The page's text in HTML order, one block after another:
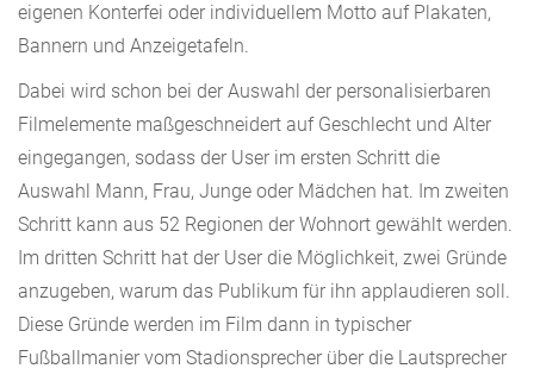
eigenen Konterfei oder individuellem Motto auf Plakaten,
Bannern und Anzeigetafeln.
Dabei wird schon bei der Auswahl der personalisierbaren
Filmelemente maßgeschneidert auf Geschlecht und Alter
eingegangen, sodass der User im ersten Schritt die
Auswahl Mann, Frau, Junge oder Mädchen hat. Im zweiten
Schritt kann aus 52 Regionen der Wohnort gewählt werden.
Im dritten Schritt hat der User die Möglichkeit, zwei Gründe
anzugeben, warum das Publikum für ihn applaudieren soll.
Diese Gründe werden im Film dann in typischer
Fußballmanier vom Stadionsprecher über die Lautsprecher